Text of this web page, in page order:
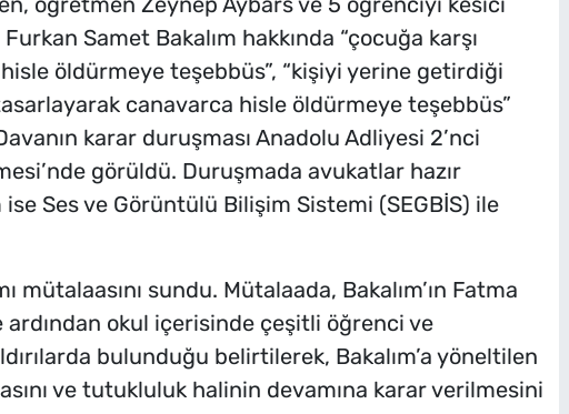
Samet Bakalım hakkında “çocuğa karşı
öldürmeye teşebbüs”, “kişiyi yerine getirdiği
canavarca hisle öldürmeye teşebbüs”
karar duruşması Anadolu Adliyesi 2’nci
görüldü. Duruşmada avukatlar hazır
Ses ve Görüntülü Bilişim Sistemi (SEGBİS) ile
mütalaasını sundu. Mütalaada, Bakalım’ın Fatma
ardından okul içerisinde çeşitli öğrenci ve
bulunduğu belirtilerek, Bakalım’a yöneltilen
ve tutukluluk halinin devamına karar verilmesini